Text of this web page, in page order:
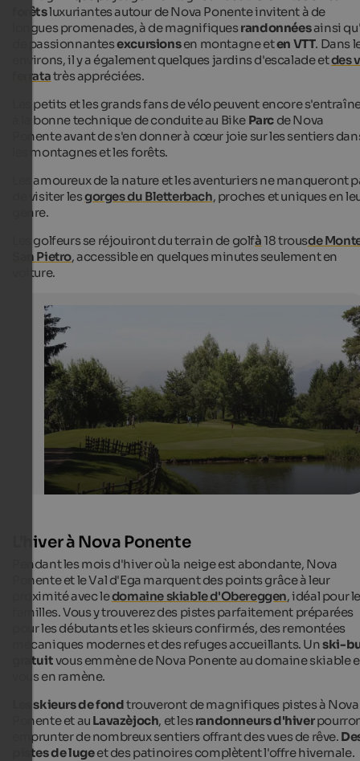
Golfclub Petersberg
Golfclub Petersberg - Many of our partner hotels offer
great and tempting offers for golf's holidays.
Golf Club Petersberg
forêtsluxuriantes autour de Nova Ponente invitent à de
longues promenades, à de magnifiquesrandonnéesainsi
de passionnantesexcursionsen montagne eten VTT. Dans
environs, il y a également quelques jardins d'escalade etdes
ferratatrès appréciées.
Les petits et les grands fans de vélo peuvent encore
à la bonne technique de conduite au Bike Parc de Nova
Ponente avant de s'en donner à cœur joie sur les sentiers
les montagnes et les forêts.
Les amoureux de la nature et les aventuriers ne manqueront
de visiter lesgorges du Bletterbach, proches et uniques en
genre.
Les golfeurs se réjouiront du terrain de golfà18 trousde
San Pietro, accessible en quelques minutes seulement en
voiture.
L'hiver à Nova Ponente
Pendant les mois d'hiver où la neige est abondante, Nova
Ponente et le Val d'Ega marquent des points grâce à leur
proximité avec ledomaine skiable d'Obereggen, idéal pour
familles. Vous y trouverez des pistes parfaitement préparées
pour les débutants et les skieurs confirmés, des remontées
mécaniques modernes et des refuges accueillants. Unski-
gratuitvous emmène de Nova Ponente au domaine skiable
vous en ramène.
Les skieurs de fondtrouveront de magnifiques pistes à Nova
Ponente et au Lavazèjoch, et lesrandonneurs d'hiver
emprunter de nombreux sentiers offrant des vues de rêve.
pistes de lugeet des patinoires complètent l'offre hivernale.